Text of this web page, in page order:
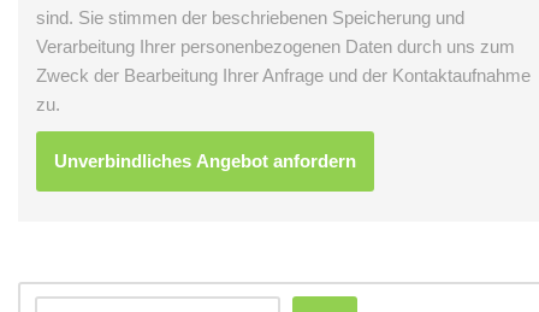
sind. Sie stimmen der beschriebenen Speicherung und
Verarbeitung Ihrer personenbezogenen Daten durch uns zum
Zweck der Bearbeitung Ihrer Anfrage und der Kontaktaufnahme
zu.